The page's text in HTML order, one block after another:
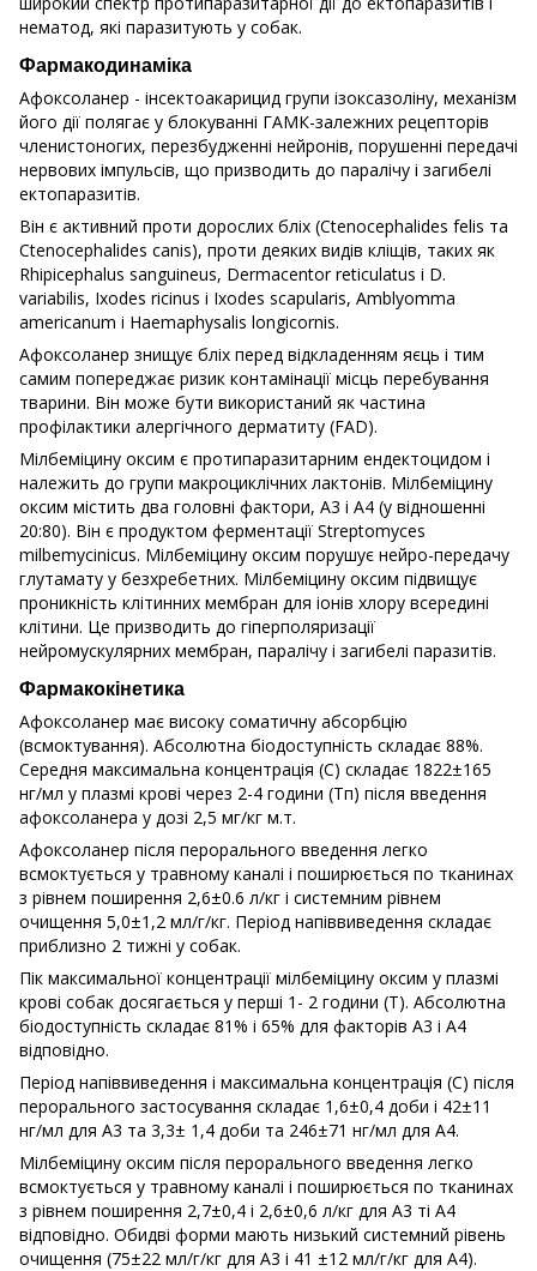
нематод, які паразитують у собак.
Фармакодинаміка
Афоксоланер - інсектоакарицид групи ізоксазоліну, механізм
його дії полягає у блокуванні ГАМК-залежних рецепторів
членистоногих, перезбудженні нейронів, порушенні передачі
нервових імпульсів, що призводить до паралічу і загибелі
ектопаразитів.
Він є активний проти дорослих бліх (Ctenocephalides felis та
Ctenocephalides canis), проти деяких видів кліщів, таких як
Rhipicephalus sanguineus, Dermacentor reticulatus і D.
variabilis, Ixodes ricinus і Ixodes scapularis, Amblyomma
americanum і Haemaphysalis longicornis.
Афоксоланер знищує бліх перед відкладенням яєць і тим
самим попереджає ризик контамінації місць перебування
тварини. Він може бути використаний як частина
профілактики алергічного дерматиту (FAD).
Мілбеміцину оксим є протипаразитарним ендектоцидом і
належить до групи макроциклічних лактонів. Мілбеміцину
оксим містить два головні фактори, A3 і A4 (у відношенні
20:80). Він є продуктом ферментації Streptomyces
milbemycinicus. Мілбеміцину оксим порушує нейро-передачу
глутамату у безхребетних. Мілбеміцину оксим підвищує
проникність клітинних мембран для іонів хлору всередині
клітини. Це призводить до гіперполяризації
нейромускулярних мембран, паралічу і загибелі паразитів.
Фармакокінетика
Афоксоланер має високу соматичну абсорбцію
(всмоктування). Абсолютна біодоступність складає 88%.
Середня максимальна концентрація (С) складає 1822±165
нг/мл у плазмі крові через 2-4 години (Тп) після введення
афоксоланера у дозі 2,5 мг/кг м.т.
Афоксоланер після перорального введення легко
всмоктується у травному каналі і поширюється по тканинах
з рівнем поширення 2,6±0.6 л/кг і системним рівнем
очищення 5,0±1,2 мл/г/кг. Період напіввиведення складає
приблизно 2 тижні у собак.
Пік максимальної концентрації мілбеміцину оксим у плазмі
крові собак досягається у перші 1- 2 години (T). Абсолютна
біодоступність складає 81% і 65% для факторів A3 і A4
відповідно.
Період напіввиведення і максимальна концентрація (С) після
перорального застосування складає 1,6±0,4 доби і 42±11
нг/мл для A3 та 3,3± 1,4 доби та 246±71 нг/мл для A4.
Мілбеміцину оксим після перорального введення легко
всмоктується у травному каналі і поширюється по тканинах
з рівнем поширення 2,7±0,4 і 2,6±0,6 л/кг для A3 ті A4
відповідно. Обидві форми мають низький системний рівень
очищення (75±22 мл/г/кг для A3 і 41 ±12 мл/г/кг для A4).